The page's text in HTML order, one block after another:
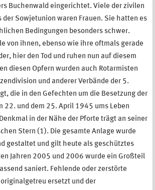
Buchenwald eingerichtet. Viele der zivilen
der Sowjetunion waren Frauen. Sie hatten es
Bedingungen besonders schwer.
von ihnen, ebenso wie ihre oftmals gerade
hier den Tod und ruhen nun auf diesem
diesen Opfern wurden auch Rotarmisten
und anderer Verbände der 5.
die in den Gefechten um die Besetzung der
22. und dem 25. April 1945 ums Leben
in der Nähe der Pforte trägt an seiner
Stern (1). Die gesamte Anlage wurde
gestaltet und gilt heute als geschütztes
Jahren 2005 und 2006 wurde ein Großteil
saniert. Fehlende oder zerstörte
ersetzt und der